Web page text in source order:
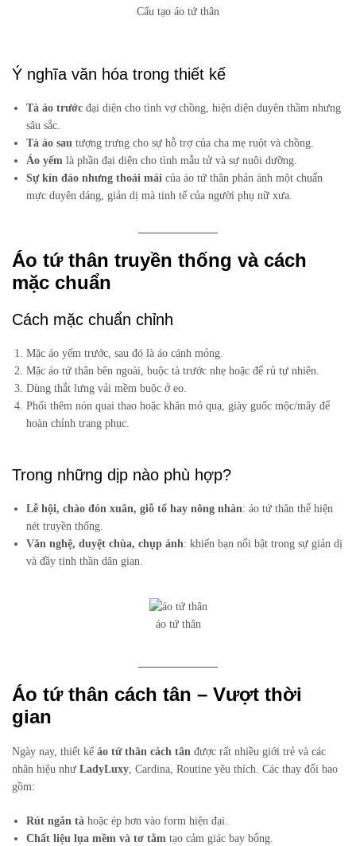
Cấu tạo áo tứ thân
Ý nghĩa văn hóa trong thiết kế
Tà áo trước đại diện cho tình vợ chồng, hiện diện duyên thầm nhưng
sâu sắc.
Tà áo sau tượng trưng cho sự hỗ trợ của cha mẹ ruột và chồng.
Áo yếm là phần đại diện cho tình mẫu tử và sự nuôi dưỡng.
Sự kín đáo nhưng thoải mái của áo tứ thân phản ánh một chuẩn
mực duyên dáng, giản dị mà tinh tế của người phụ nữ xưa.
Áo tứ thân truyền thống và cách
mặc chuẩn
Cách mặc chuẩn chỉnh
Mặc áo yếm trước, sau đó là áo cánh mỏng.
Mặc áo tứ thân bên ngoài, buộc tà trước nhẹ hoặc để rủ tự nhiên.
Dùng thắt lưng vải mềm buộc ở eo.
Phối thêm nón quai thao hoặc khăn mỏ quạ, giày guốc mộc/mây để
hoàn chỉnh trang phục.
Trong những dịp nào phù hợp?
Lễ hội, chào đón xuân, giỗ tổ hay nông nhàn: áo tứ thân thể hiện
nét truyền thống.
Văn nghệ, duyệt chùa, chụp ảnh: khiến bạn nổi bật trong sự giản dị
và đầy tinh thần dân gian.
áo tứ thân
Áo tứ thân cách tân – Vượt thời
gian
Ngày nay, thiết kế áo tứ thân cách tân được rất nhiều giới trẻ và các
nhãn hiệu như LadyLuxy, Cardina, Routine yêu thích. Các thay đổi bao
gồm:
Rút ngắn tà hoặc ép hơn vào form hiện đại.
Chất liệu lụa mềm và tơ tằm tạo cảm giác bay bổng.